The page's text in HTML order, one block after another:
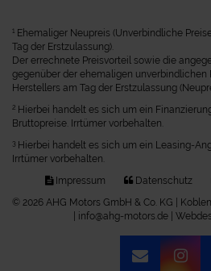
1
Ehemaliger Neupreis (Unverbindliche
Tag der Erstzulassung).
Der errechnete Preisvorteil sowie die
gegenüber der ehemaligen unverbindlichen
Herstellers am Tag der Erstzulassung
2 Hierbei handelt es sich um ein
Bruttopreise. Irrtümer vorbehalten.
3 Hierbei handelt es sich um ein Leasing-
Irrtümer vorbehalten.
Impressum
Datenschutz
© 2026 AHG Motors GmbH & Co. KG |
| info@ahg-motors.de |